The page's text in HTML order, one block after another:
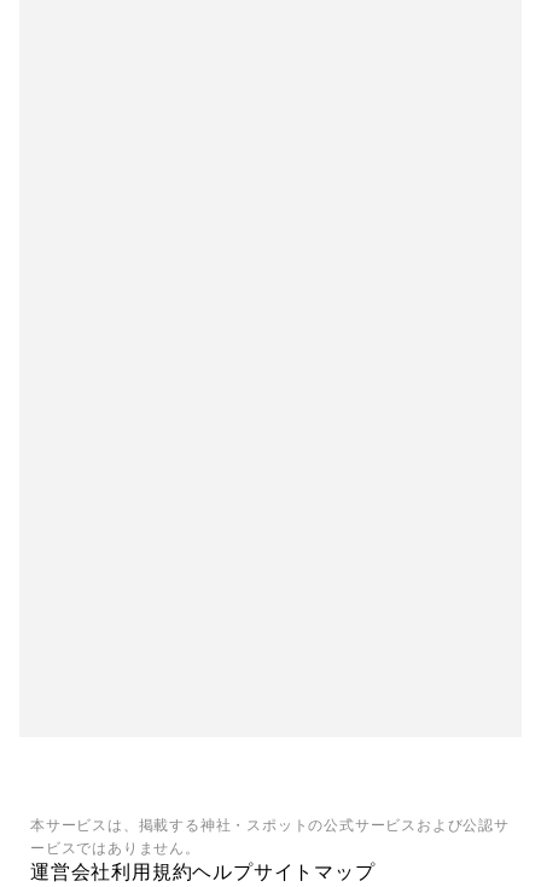
本サービスは、掲載する神社・スポットの公式サービスおよび公認サ
ービスではありません。
運営会社利用規約ヘルプサイトマップ